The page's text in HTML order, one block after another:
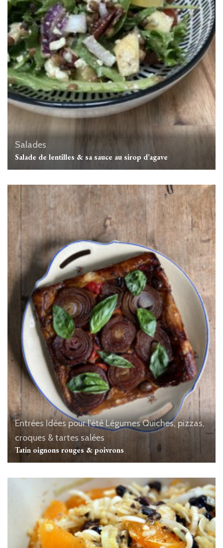
Salades
Salade de lentilles & sa sauce au sirop d’agave
Entrées Idées pour l'étéLégumesQuiches, pizzas,
croques & tartes salées
Tatin oignons rouges & poivrons